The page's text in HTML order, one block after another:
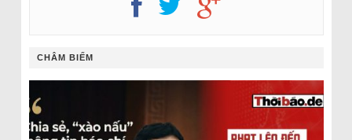
CHÂM BIẾM